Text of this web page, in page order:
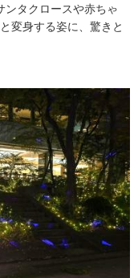
ンタクロースや赤ちゃ
変身する姿に、驚きと